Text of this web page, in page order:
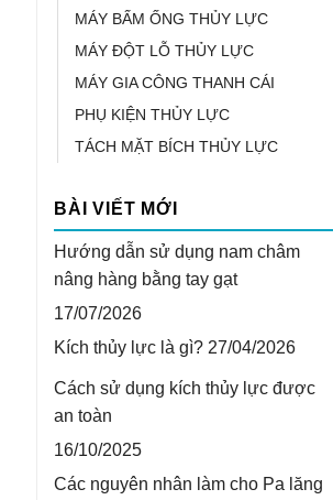
MÁY BẤM ỐNG THỦY LỰC
MÁY ĐỘT LỖ THỦY LỰC
MÁY GIA CÔNG THANH CÁI
PHỤ KIỆN THỦY LỰC
TÁCH MẶT BÍCH THỦY LỰC
BÀI VIẾT MỚI
Hướng dẫn sử dụng nam châm
nâng hàng bằng tay gạt
17/07/2026
Kích thủy lực là gì? 27/04/2026
Cách sử dụng kích thủy lực được
an toàn
16/10/2025
Các nguyên nhân làm cho Pa lăng